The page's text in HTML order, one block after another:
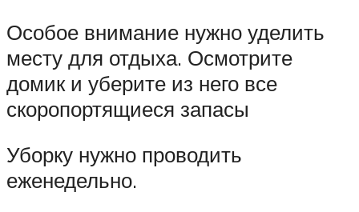
Особое внимание нужно уделить
месту для отдыха. Осмотрите
домик и уберите из него все
скоропортящиеся запасы
Уборку нужно проводить
еженедельно.